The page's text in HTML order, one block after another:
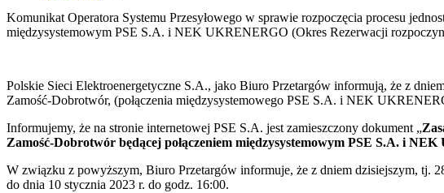
Komunikat Operatora Systemu Przesyłowego w sprawie rozpoczęcia procesu
międzysystemowym PSE S.A. i NEK UKRENERGO (Okres Rezerwacji
Polskie Sieci Elektroenergetyczne S.A., jako Biuro Przetargów informują, że z
Zamość‑Dobrotwór, (połączenia międzysystemowego PSE S.A. i NEK
Informujemy, że na stronie internetowej PSE S.A. jest zamieszczony dokument „
Zamość‑Dobrotwór będącej połączeniem międzysystemowym PSE S.A. i
W związku z powyższym, Biuro Przetargów informuje, że z dniem dzisiejszym, tj.
do dnia 10 stycznia 2023 r. do godz. 16:00.